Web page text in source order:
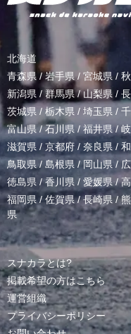
北海道
青森県 / 岩手県/ 宮城県 /
新潟県 /群馬県/山梨県 /
茨城県 / 栃木県 / 埼玉県 /
富山県 /石川県/福井県/
滋賀県 / 京都府 / 奈良県 /
鳥取県/ 島根県 /岡山県/
徳島県 /香川県 / 愛媛県/
福岡県/佐賀県/長崎県 /
県
スナカラとは?
掲載希望の方はこちら
運営組織
プライバシーポリシー